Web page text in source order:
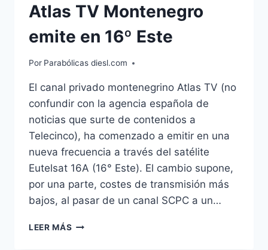
Atlas TV Montenegro
emite en 16º Este
Por Parabólicas diesl.com
El canal privado montenegrino Atlas TV (no
confundir con la agencia española de
noticias que surte de contenidos a
Telecinco), ha comenzado a emitir en una
nueva frecuencia a través del satélite
Eutelsat 16A (16° Este). El cambio supone,
por una parte, costes de transmisión más
bajos, al pasar de un canal SCPC a un…
LEER MÁS ATLAS